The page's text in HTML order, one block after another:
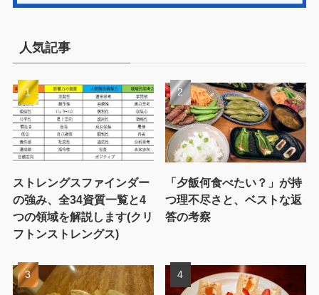
人気記事
ストレングスファインダー
の強み、全34資質一覧と4
つの領域を解説します(クリ
フトンストレングス)
「夕飯何食べたい？」が持
つ理不尽さと、ベストな返
答の考察